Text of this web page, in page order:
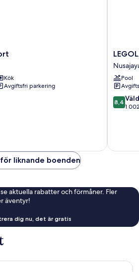
Kök
Avgiftsfri parkering
Malaysia
Resort
Pool
8.4
av
8,4
1
liknande boenden
aktuella rabatter och förmåner. Fler
äventyr!
dig nu, det är gratis